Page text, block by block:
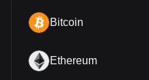
Bitcoin
Ethereum